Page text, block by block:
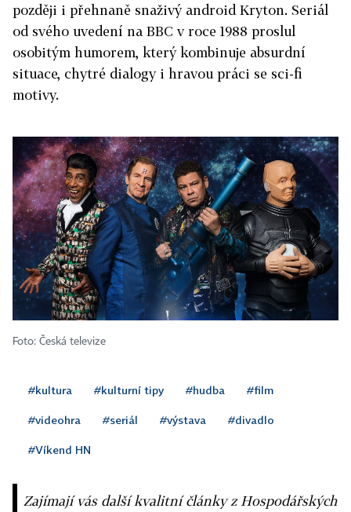
později i přehnaně snaživý android Kryton. Seriál
od svého uvedení na BBC v roce 1988 proslul
osobitým humorem, který kombinuje absurdní
situace, chytré dialogy i hravou práci se sci-fi
motivy.
Foto: Česká televize
#kultura #kulturní tipy #hudba #film
#videohra #seriál #výstava #divadlo
#Víkend HN
Zajímají vás další kvalitní články z Hospodářských